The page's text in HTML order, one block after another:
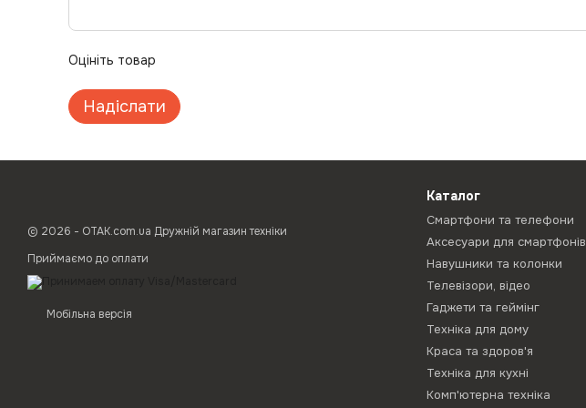
Оцініть товар
Надіслати
© 2026 - ОТАК.com.ua Дружній магазин техніки
Приймаємо до оплати
Мобільна версія
Каталог
Смартфони та телефони
Аксесуари для смартфонів
Навушники та колонки
Телевізори, відео
Гаджети та геймінг
Техніка для дому
Краса та здоров'я
Техніка для кухні
Комп'ютерна техніка